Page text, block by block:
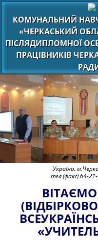
КОМУНАЛЬНИЙ
«ЧЕРКАСЬКИЙ
ПІСЛЯДИПЛОМНОЇ
ПРАЦІВНИКІВ
Україна.
тел (факс) 64-